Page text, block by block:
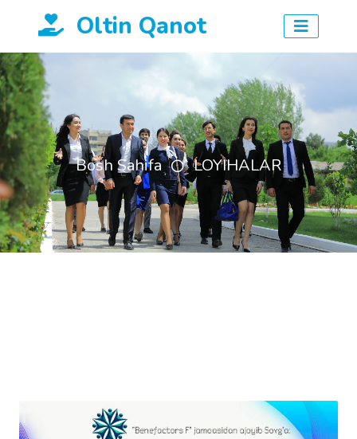
Oltin Qanot
Bosh Sahifa LOYIHALAR